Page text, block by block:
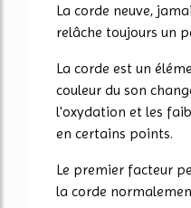
La corde neuve,
relâche toujours un
La corde est un
couleur du son
l'oxydation et les
en certains points.
Le premier facteur
la corde